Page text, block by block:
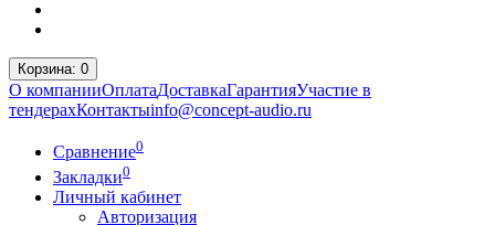
Корзина: 0
О компанииОплатаДоставкаГарантияУчастие в
тендерахКонтактыinfo@concept-audio.ru
Сравнение0
Закладки0
Личный кабинет
Авторизация